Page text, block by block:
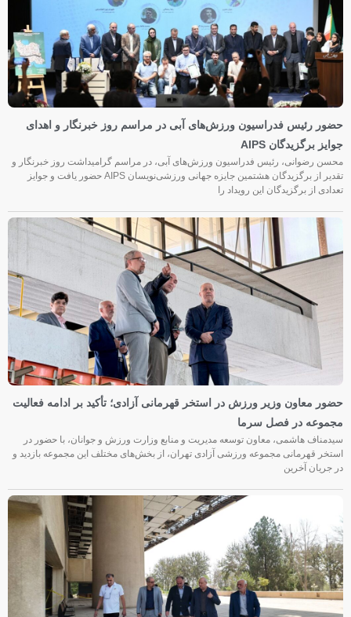
حضور رئیس فدراسیون ورزش‌های آبی در مراسم روز خبرنگار و اهدای
جوایز برگزیدگان AIPS
محسن رضوانی، رئیس فدراسیون ورزش‌های آبی، در مراسم گرامیداشت روز خبرنگار و
تقدیر از برگزیدگان هشتمین جایزه جهانی ورزشی‌نویسان AIPS حضور یافت و جوایز
تعدادی از برگزیدگان این رویداد را
حضور معاون وزیر ورزش در استخر قهرمانی آزادی؛ تأکید بر ادامه فعالیت
مجموعه در فصل سرما
سیدمناف هاشمی، معاون توسعه مدیریت و منابع وزارت ورزش و جوانان، با حضور در
استخر قهرمانی مجموعه ورزشی آزادی تهران، از بخش‌های مختلف این مجموعه بازدید و
در جریان آخرین